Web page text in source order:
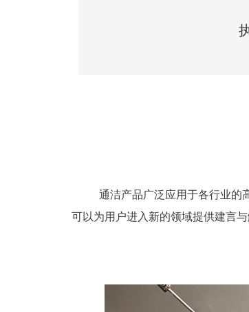
通洁产品广泛应用于各行业的
可以为用户进入新的领域提供建言